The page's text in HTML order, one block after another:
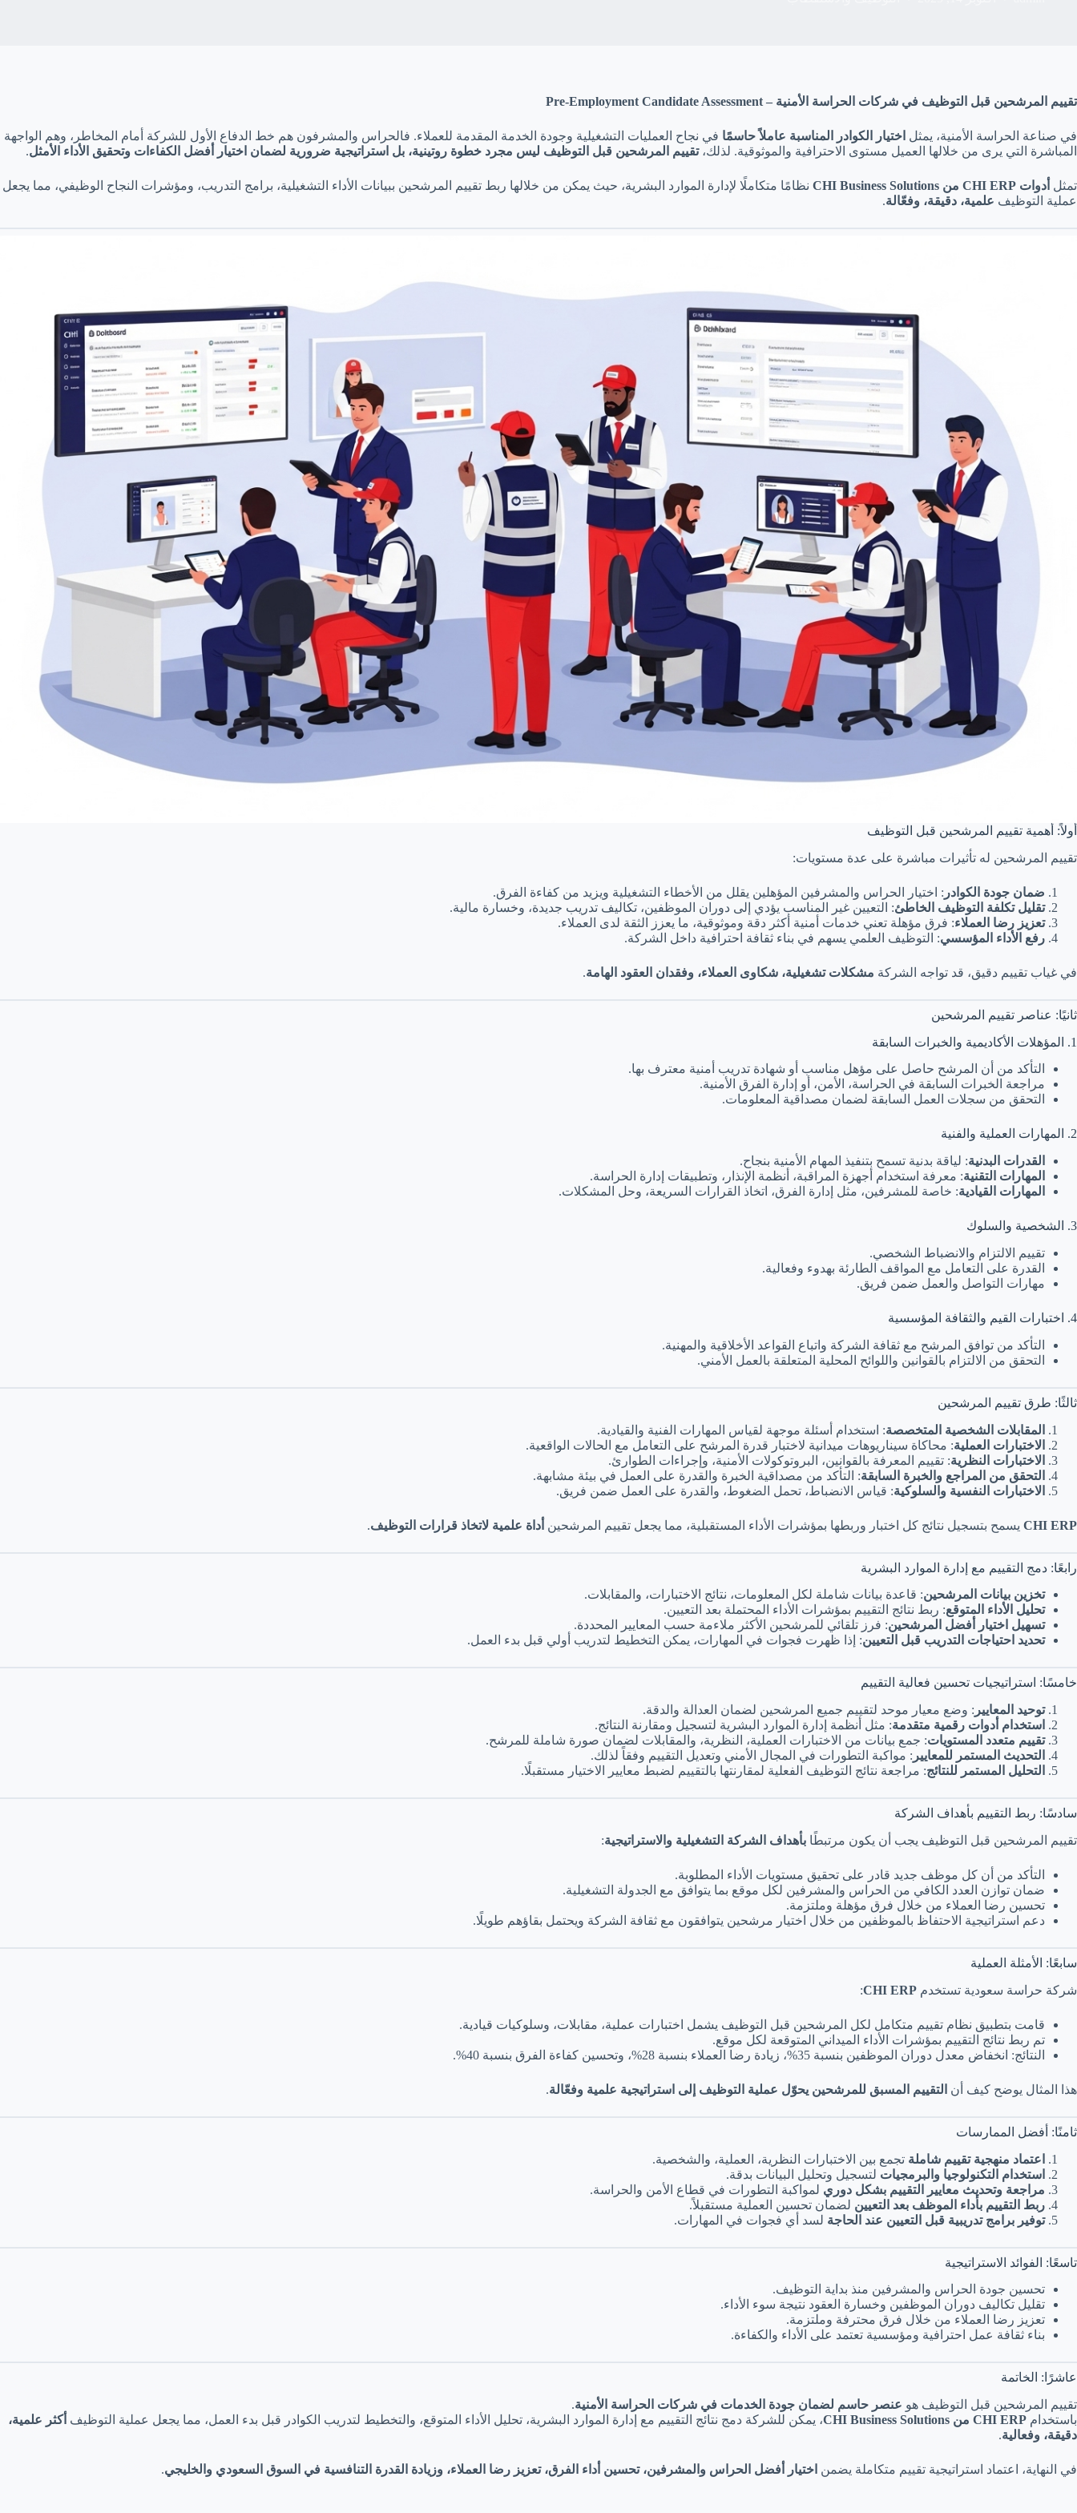
تقييم المرشحين قبل التوظيف في شركات الحراسة الأمنية – Pre-Employment Candidate Assessment
في صناعة الحراسة الأمنية، يمثل اختيار الكوادر المناسبة عاملاً حاسمًا في نجاح العمليات التشغيلية وجودة الخدمة المقدمة للعملاء. فالحراس والمشرفون هم خط الدفاع الأول للشركة أمام المخاطر، وهم الواجهة
المباشرة التي يرى من خلالها العميل مستوى الاحترافية والموثوقية. لذلك،تقييم المرشحين قبل التوظيف ليس مجرد خطوة روتينية، بل استراتيجية ضرورية لضمان اختيار أفضل الكفاءات وتحقيق الأداء الأمثل.
تمثل أدوات CHI ERP من CHI Business Solutions
نظامًا متكاملًا لإدارة الموارد البشرية، حيث يمكن من خلالها ربط تقييم المرشحين ببيانات الأداء التشغيلية، برامج التدريب، ومؤشرات النجاح الوظيفي، مما يجعل
عملية التوظيف علمية، دقيقة، وفعّالة.
أولاً: أهمية تقييم المرشحين قبل التوظيف
تقييم المرشحين له تأثيرات مباشرة على عدة مستويات:
ضمان جودة الكوادر : اختيار الحراس والمشرفين المؤهلين يقلل من الأخطاء التشغيلية ويزيد من كفاءة الفرق.
تقليل تكلفة التوظيف الخاطئ: التعيين غير المناسب يؤدي إلى دوران الموظفين، تكاليف تدريب جديدة، وخسارة مالية.
تعزيز رضا العملاء: فرق مؤهلة تعني خدمات أمنية أكثر دقة وموثوقية، ما يعزز الثقة لدى العملاء.
رفع الأداء المؤسسي: التوظيف العلمي يسهم في بناء ثقافة احترافية داخل الشركة.
في غياب تقييم دقيق، قد تواجه الشركة مشكلات تشغيلية، شكاوى العملاء، وفقدان العقود الهامة.
ثانيًا: عناصر تقييم المرشحين
1. المؤهلات الأكاديمية والخبرات السابقة
التأكد من أن المرشح حاصل على مؤهل مناسب أو شهادة تدريب أمنية معترف بها.
مراجعة الخبرات السابقة في الحراسة، الأمن، أو إدارة الفرق الأمنية.
التحقق من سجلات العمل السابقة لضمان مصداقية المعلومات.
2. المهارات العملية والفنية
القدرات البدنية: لياقة بدنية تسمح بتنفيذ المهام الأمنية بنجاح.
المهارات التقنية: معرفة استخدام أجهزة المراقبة، أنظمة الإنذار، وتطبيقات إدارة الحراسة.
المهارات القيادية: خاصة للمشرفين، مثل إدارة الفرق، اتخاذ القرارات السريعة، وحل المشكلات.
3. الشخصية والسلوك
تقييم الالتزام والانضباط الشخصي.
القدرة على التعامل مع المواقف الطارئة بهدوء وفعالية.
مهارات التواصل والعمل ضمن فريق.
4. اختبارات القيم والثقافة المؤسسية
التأكد من توافق المرشح مع ثقافة الشركة واتباع القواعد الأخلاقية والمهنية.
التحقق من الالتزام بالقوانين واللوائح المحلية المتعلقة بالعمل الأمني.
ثالثًا: طرق تقييم المرشحين
المقابلات الشخصية المتخصصة: استخدام أسئلة موجهة لقياس المهارات الفنية والقيادية.
الاختبارات العملية: محاكاة سيناريوهات ميدانية لاختبار قدرة المرشح على التعامل مع الحالات الواقعية.
الاختبارات النظرية: تقييم المعرفة بالقوانين، البروتوكولات الأمنية، وإجراءات الطوارئ.
التحقق من المراجع والخبرة السابقة: التأكد من مصداقية الخبرة والقدرة على العمل في بيئة مشابهة.
الاختبارات النفسية والسلوكية: قياس الانضباط، تحمل الضغوط، والقدرة على العمل ضمن فريق.
CHI ERP يسمح بتسجيل نتائج كل اختبار وربطها بمؤشرات الأداء المستقبلية، مما يجعل تقييم المرشحين أداة علمية لاتخاذ قرارات التوظيف.
رابعًا: دمج التقييم مع إدارة الموارد البشرية
تخزين بيانات المرشحين: قاعدة بيانات شاملة لكل المعلومات، نتائج الاختبارات، والمقابلات.
تحليل الأداء المتوقع: ربط نتائج التقييم بمؤشرات الأداء المحتملة بعد التعيين.
تسهيل اختيار أفضل المرشحين: فرز تلقائي للمرشحين الأكثر ملاءمة حسب المعايير المحددة.
تحديد احتياجات التدريب قبل التعيين: إذا ظهرت فجوات في المهارات، يمكن التخطيط لتدريب أولي قبل بدء العمل.
خامسًا: استراتيجيات تحسين فعالية التقييم
توحيد المعايير : وضع معيار موحد لتقييم جميع المرشحين لضمان العدالة والدقة.
استخدام أدوات رقمية متقدمة: مثل أنظمة إدارة الموارد البشرية لتسجيل ومقارنة النتائج.
تقييم متعدد المستويات: جمع بيانات من الاختبارات العملية، النظرية، والمقابلات لضمان صورة شاملة للمرشح.
التحديث المستمر للمعايير : مواكبة التطورات في المجال الأمني وتعديل التقييم وفقاً لذلك.
التحليل المستمر للنتائج: مراجعة نتائج التوظيف الفعلية لمقارنتها بالتقييم لضبط معايير الاختيار مستقبلًا.
سادسًا: ربط التقييم بأهداف الشركة
تقييم المرشحين قبل التوظيف يجب أن يكون مرتبطًا بأهداف الشركة التشغيلية والاستراتيجية:
التأكد من أن كل موظف جديد قادر على تحقيق مستويات الأداء المطلوبة.
ضمان توازن العدد الكافي من الحراس والمشرفين لكل موقع بما يتوافق مع الجدولة التشغيلية.
تحسين رضا العملاء من خلال فرق مؤهلة وملتزمة.
دعم استراتيجية الاحتفاظ بالموظفين من خلال اختيار مرشحين يتوافقون مع ثقافة الشركة ويحتمل بقاؤهم طويلًا.
سابعًا: الأمثلة العملية
شركة حراسة سعودية تستخدم CHI ERP
:
قامت بتطبيق نظام تقييم متكامل لكل المرشحين قبل التوظيف يشمل اختبارات عملية، مقابلات، وسلوكيات قيادية.
تم ربط نتائج التقييم بمؤشرات الأداء الميداني المتوقعة لكل موقع.
النتائج: انخفاض معدل دوران الموظفين بنسبة 35%، زيادة رضا العملاء بنسبة 28%، وتحسين كفاءة الفرق بنسبة 40%.
هذا المثال يوضح كيف أن التقييم المسبق للمرشحين يحوّل عملية التوظيف إلى استراتيجية علمية وفعّالة.
ثامنًا: أفضل الممارسات
اعتماد منهجية تقييم شاملة تجمع بين الاختبارات النظرية، العملية، والشخصية.
استخدام التكنولوجيا والبرمجيات لتسجيل وتحليل البيانات بدقة.
مراجعة وتحديث معايير التقييم بشكل دوري لمواكبة التطورات في قطاع الأمن والحراسة.
ربط التقييم بأداء الموظف بعد التعيين لضمان تحسين العملية مستقبلاً.
توفير برامج تدريبية قبل التعيين عند الحاجة لسد أي فجوات في المهارات.
تاسعًا: الفوائد الاستراتيجية
تحسين جودة الحراس والمشرفين منذ بداية التوظيف.
تقليل تكاليف دوران الموظفين وخسارة العقود نتيجة سوء الأداء.
تعزيز رضا العملاء من خلال فرق محترفة وملتزمة.
بناء ثقافة عمل احترافية ومؤسسية تعتمد على الأداء والكفاءة.
عاشرًا: الخاتمة
تقييم المرشحين قبل التوظيف هو عنصر حاسم لضمان جودة الخدمات في شركات الحراسة الأمنية.
باستخدام CHI ERP من CHI Business Solutions ، يمكن للشركة دمج نتائج التقييم مع إدارة الموارد البشرية، تحليل الأداء المتوقع، والتخطيط لتدريب الكوادر قبل بدء العمل، مما يجعل عملية التوظيف أكثر علمية،
دقيقة، وفعالية.
في النهاية، اعتماد استراتيجية تقييم متكاملة يضمن اختيار أفضل الحراس والمشرفين، تحسين أداء الفرق، تعزيز رضا العملاء، وزيادة القدرة التنافسية في السوق السعودي والخليجي.